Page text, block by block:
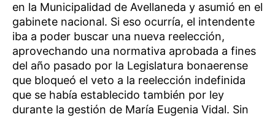
en la Municipalidad de Avellaneda y asumió en el
gabinete nacional. Si eso ocurría, el intendente
iba a poder buscar una nueva reelección,
aprovechando una normativa aprobada a fines
del año pasado por la Legislatura bonaerense
que bloqueó el veto a la reelección indefinida
que se había establecido también por ley
durante la gestión de María Eugenia Vidal. Sin